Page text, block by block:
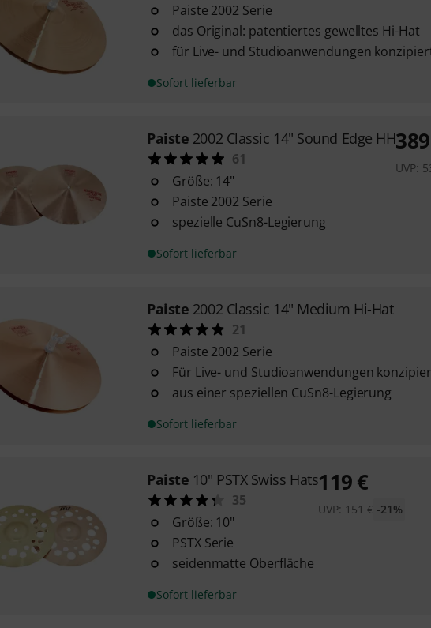
Paiste 2002 Serie
das Original: patentiertes gewelltes Hi-Hat
für Live- und Studioanwendungen
Sofort lieferbar
Paiste 2002 Classic 14" Sound Edge HH
61
Größe: 14"
Paiste 2002 Serie
spezielle CuSn8-Legierung
Sofort lieferbar
389
UVP:
Paiste 2002 Classic 14" Medium Hi-Hat
21
Paiste 2002 Serie
Für Live- und Studioanwendungen
aus einer speziellen CuSn8-Legierung
Sofort lieferbar
Paiste 10" PSTX Swiss Hats
35
Größe: 10"
PSTX Serie
seidenmatte Oberfläche
Sofort lieferbar
119€
UVP: 151 € -21%